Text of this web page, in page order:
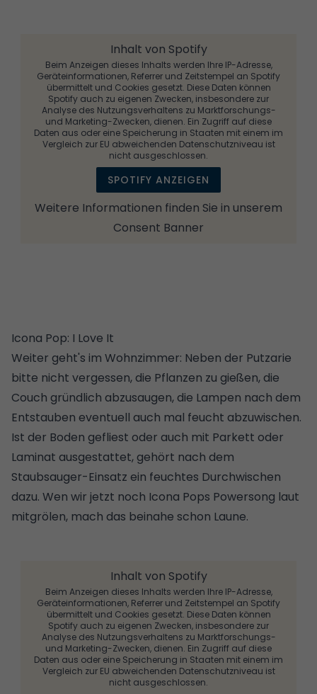
Inhalt von Spotify
Beim Anzeigen dieses Inhalts werden Ihre IP-Adresse,
Geräteinformationen, Referrer und Zeitstempel an Spotify
übermittelt und Cookies gesetzt. Diese Daten können
Spotify auch zu eigenen Zwecken, insbesondere zur
Analyse des Nutzungsverhaltens zu Marktforschungs-
und Marketing-Zwecken, dienen. Ein Zugriff auf diese
Daten aus oder eine Speicherung in Staaten mit einem im
Vergleich zur EU abweichenden Datenschutzniveau ist
nicht ausgeschlossen.
SPOTIFY ANZEIGEN
Weitere Informationen finden Sie in unserem
Consent Banner
Icona Pop: I Love It
Weiter geht's im Wohnzimmer: Neben der Putzarie
bitte nicht vergessen, die Pflanzen zu gießen, die
Couch gründlich abzusaugen, die Lampen nach dem
Entstauben eventuell auch mal feucht abzuwischen.
Ist der Boden gefliest oder auch mit Parkett oder
Laminat ausgestattet, gehört nach dem
Staubsauger-Einsatz ein feuchtes Durchwischen
dazu. Wen wir jetzt noch Icona Pops Powersong laut
mitgrölen, mach das beinahe schon Laune.
Inhalt von Spotify
Beim Anzeigen dieses Inhalts werden Ihre IP-Adresse,
Geräteinformationen, Referrer und Zeitstempel an Spotify
übermittelt und Cookies gesetzt. Diese Daten können
Spotify auch zu eigenen Zwecken, insbesondere zur
Analyse des Nutzungsverhaltens zu Marktforschungs-
und Marketing-Zwecken, dienen. Ein Zugriff auf diese
Daten aus oder eine Speicherung in Staaten mit einem im
Vergleich zur EU abweichenden Datenschutzniveau ist
nicht ausgeschlossen.